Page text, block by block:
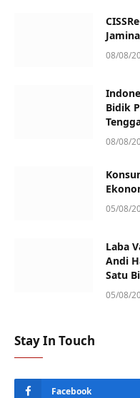
08/08/
Bidik
08/08/
05/08/
Laba
Andi
Satu
05/08/
Stay In Touch
Facebook